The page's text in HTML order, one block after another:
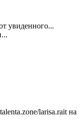
увиденного...
larisa.rait на